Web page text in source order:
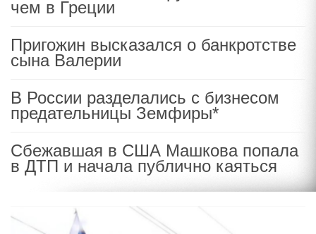
чем в Греции
Пригожин высказался о банкротстве
сына Валерии
В России разделались с бизнесом
предательницы Земфиры*
Сбежавшая в США Машкова попала
в ДТП и начала публично каяться